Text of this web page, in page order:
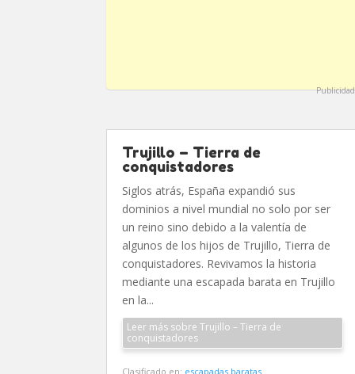
Publicidad
Trujillo – Tierra de
conquistadores
Siglos atrás, España expandió sus
dominios a nivel mundial no solo por ser
un reino sino debido a la valentía de
algunos de los hijos de Trujillo, Tierra de
conquistadores. Revivamos la historia
mediante una escapada barata en Trujillo
en la...
Leer más sobre Trujillo – Tierra de
conquistadores
Clasificado en: escapadas baratas